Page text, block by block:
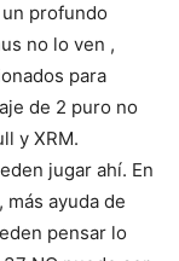
profundo
no lo ven ,
para
de 2 puro no
y XRM.
jugar ahí. En
más ayuda de
pensar lo